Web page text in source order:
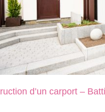
d’un carport –